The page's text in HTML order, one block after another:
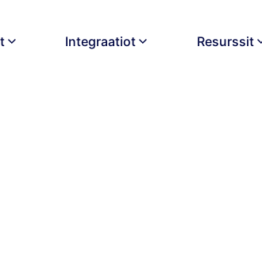
Integraatiot Resurssit